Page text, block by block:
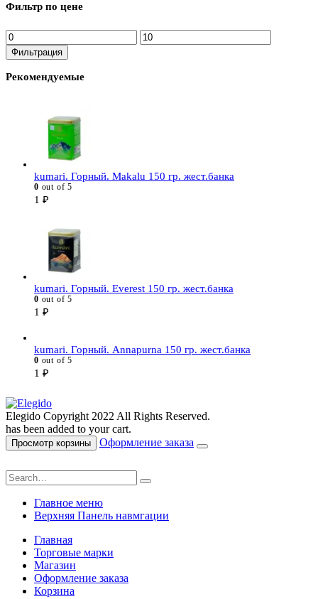
Фильтр по цене
Минимальная
цена
Максимальная
цена
Фильтрация
Рекомендуемые
kumari. Горный. Makalu 150 гр. жест.банка
0 out of 5
1 ₽
kumari. Горный. Everest 150 гр. жест.банка
0 out of 5
1 ₽
kumari. Горный. Annapurna 150 гр. жест.банка
0 out of 5
1 ₽
Elegido Copyright 2022 All Rights Reserved.
has been added to your cart.
Просмотр корзины Оформление заказа
Главное меню
Верхняя Панель навмгации
Главная
Торговые марки
Магазин
Оформление заказа
Корзина